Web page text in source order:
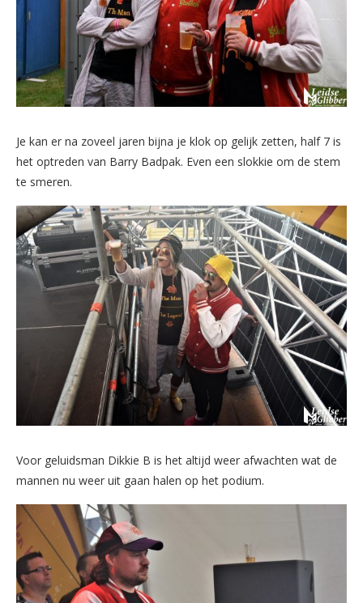
Je kan er na zoveel jaren bijna je klok op gelijk zetten, half 7 is
het optreden van Barry Badpak. Even een slokkie om de stem
te smeren.
Voor geluidsman Dikkie B is het altijd weer afwachten wat de
mannen nu weer uit gaan halen op het podium.